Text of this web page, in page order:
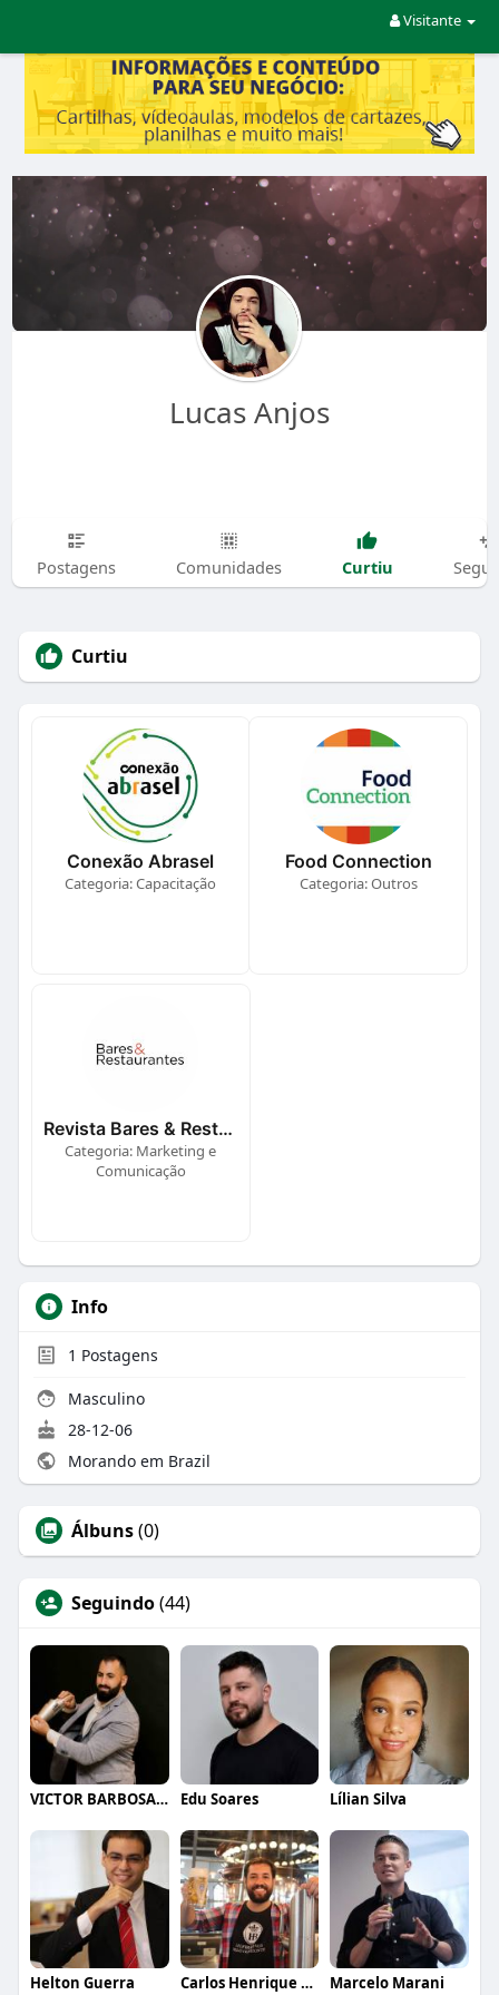
Visitante
Lucas Anjos
Postagens Comunidades Curtiu
Curtiu
Conexão Abrasel
Categoria: Capacitação
Food Connection
Categoria: Outros
Revista Bares & Restaurantes
Categoria: Marketing e
Comunicação
Info
1 Postagens
Masculino
28-12-06
Morando em Brazil
Álbuns(0)
Seguindo(44)
VICTOR BARBOSA QUARANTA Edu Soares Lílian Silva
Helton Guerra Carlos Henrique de Faria Vasconcelos Marcelo Marani